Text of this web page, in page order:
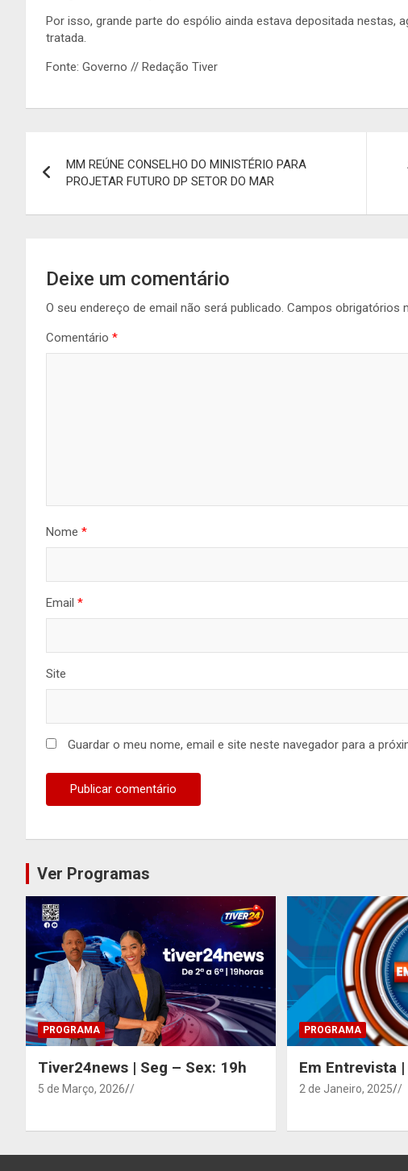
Por isso, grande parte do espólio ainda estava depositada nestas,
tratada.
Fonte: Governo // Redação Tiver
de
artigos
MM REÚNE CONSELHO DO MINISTÉRIO PARA
PROJETAR FUTURO DP SETOR DO MAR
Deixe um comentário
O seu endereço de email não será publicado. Campos obrigatórios
Comentário *
Nome *
Email *
Site
Guardar o meu nome, email e site neste navegador para a
Ver Programas
PROGRAMA
Tiver24news | Seg – Sex: 19h
5 de Março, 2026 /
PROGRAMA
Em Entrevista
2 de Janeiro, 2025 /